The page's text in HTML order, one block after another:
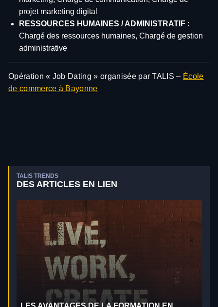
projet marketing digital
RESSOURCES HUMAINES / ADMINISTRATIF :
Chargé des ressources humaines, Chargé de gestion
administrative
Opération « Job Dating » organisée par TALIS – École
de commerce à Bayonne
TALIS TRENDS
DES ARTICLES EN LIEN